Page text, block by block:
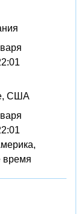
США
время